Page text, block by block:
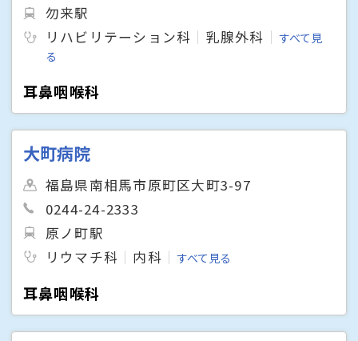
勿来駅
リハビリテーション科
乳腺外科
すべて見
る
耳鼻咽喉科
大町病院
福島県南相馬市原町区大町3-97
0244-24-2333
原ノ町駅
リウマチ科
内科 すべて見る
耳鼻咽喉科